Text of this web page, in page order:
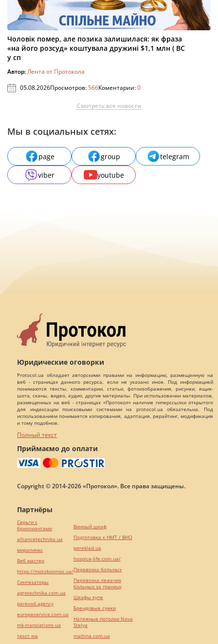
Чоловік помер, але позика залишилася: як фраза
«на його розсуд» коштувала дружині $1,1 млн ( ВС
у сп
Автор:Лента от Протокола
05.08.2026Просмотров:566Коментарии:0
Смотреть все новости
Мы в социальных сетях:
page group
telegram
viber
youtube
Юридические оговорки
Protocol.ua обладает авторскими правами на информацию, размещенную на
веб - страницах данного ресурса, если не указано иное. Под информацией
понимаются тексты, комментарии, статьи, фотоизображения, рисунки, ящик-
шота, сканы, видео, аудио, другие материалы. При использовании материалов,
размещенных на веб - страницах «Протокол» наличие гиперссылки открытого
для индексации поисковыми системами на protocol.ua обязательна. Под
использованием понимается копирования, адаптация, рерайтинг, модификация
и тому подобное.
Полный текст
Приймаємо до оплати
Copyright © 2014-2026 «Протокол». Все права защищены.
Партнёры
Серьги с
бриллиантами
alliancetechnika.ua
миралинкс
Веб мастер
https://motokosmos.ua/
Синтезаторы
agrotechnika.com.ua
perevod.agency
europeservice.com.ua
mk-translations.ua
текст юа
Винный шкаф
Подготовка к НМТ / ВНО
pereklad.ua
hospice-life.com.ua/
Перевозка больных
Перевозка лежачих
больных за границу
Шкафы купе
Брендовые сумки
Натяжные потолки Nova
Stelya
maltina.com.ua